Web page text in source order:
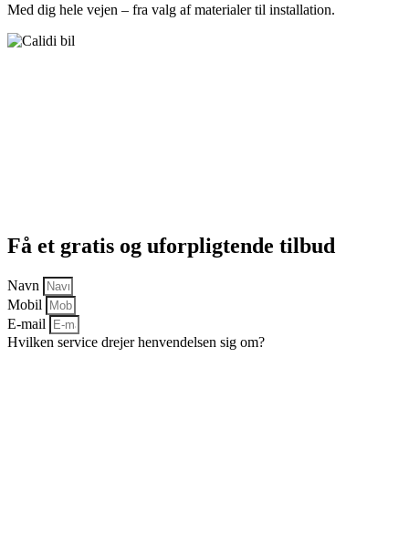
Med dig hele vejen – fra valg af materialer til installation.
Få et gratis og uforpligtende tilbud
Navn
Mobil
E-mail
Hvilken service drejer henvendelsen sig om?